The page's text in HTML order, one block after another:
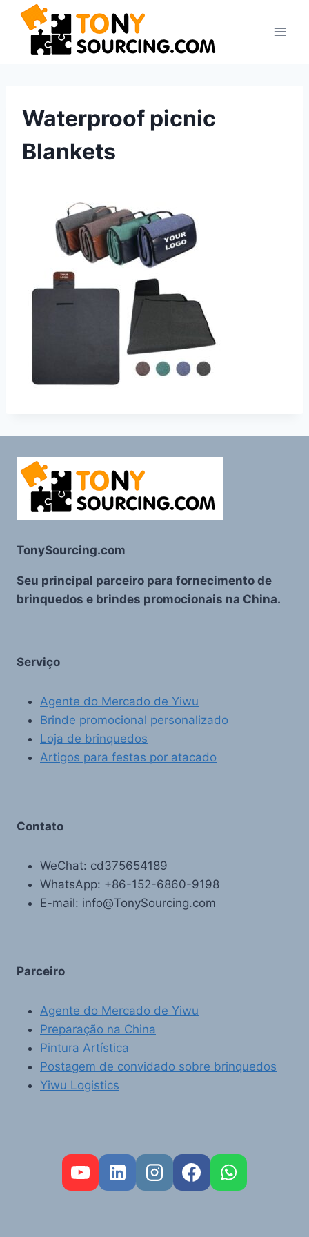
Pular
Waterproof picnic
Blankets
TonySourcing.com
Seu principal parceiro para fornecimento de
brinquedos e brindes promocionais na China.
Serviço
Agente do Mercado de Yiwu
Brinde promocional personalizado
Loja de brinquedos
Artigos para festas por atacado
Contato
WeChat: cd375654189
WhatsApp: +86-152-6860-9198
E-mail: info@TonySourcing.com
Parceiro
Agente do Mercado de Yiwu
Preparação na China
Pintura Artística
Postagem de convidado sobre brinquedos
Yiwu Logistics